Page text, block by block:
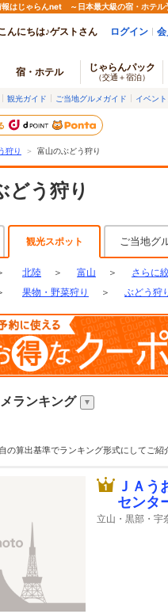
はじゃらんnet ～日本最大級の宿・ホテル
んにちは♪ゲストさん ログイン
宿・ホテル じゃらんパック
（交通＋宿泊）
観光ガイド ご当地グルメガイド イベン
狩り ＞ 富山のぶどう狩り
どう狩り
観光スポット ご当地グ
北陸 ＞ 富山 ＞
さらに
果物・野菜狩り ＞ ぶどう狩
ランキング
の算出基準でランキング形式にしてご紹
ＪＡ
センタ
立山・黒部・宇